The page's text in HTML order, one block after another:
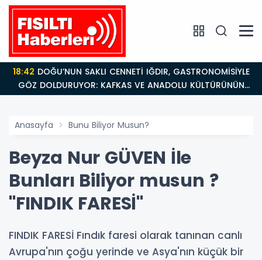
18:42
GÖZ DOLDURUYOR: KAFKAS VE ANADOLU KÜLTÜRÜNÜN
BULUŞMA NOKTASI
Anasayfa Bunu Biliyor Musun?
Beyza Nur GÜVEN İle
Bunları Biliyor musun ?
"FINDIK FARESİ"
FINDIK FARESİ Fındık faresi olarak tanınan canlı
Avrupa'nın çoğu yerinde ve Asya'nın küçük bir